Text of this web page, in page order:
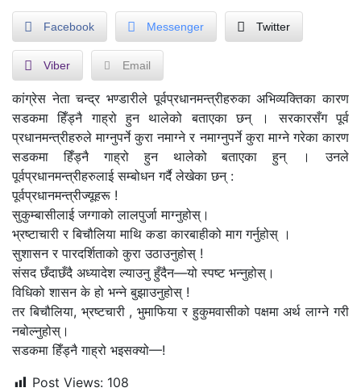
Facebook Messenger Twitter
Viber Email
कांग्रेस नेता चन्द्र भण्डारीले पूर्वप्रधानमन्त्रीहरुका अभिव्यक्तिका कारण
सडकमा हिँड्नै गाह्रो हुन थालेको बताएका छन् । सरकारसँग पूर्व
प्रधानमन्त्रीहरुले माग्नुपर्ने कुरा नमाग्ने र नमाग्नुपर्ने कुरा माग्ने गरेका कारण
सडकमा हिँड्नै गाह्रो हुन थालेको बताएका हुन् । उनले
पूर्वप्रधानमन्त्रीहरुलाई सम्बोधन गर्दै लेखेका छन् :
पूर्वप्रधानमन्त्रीज्यूहरू !
सुकुम्बासीलाई जग्गाको लालपुर्जा माग्नुहोस्।
भ्रष्टाचारी र बिचौलिया माथि कडा कारबाहीको माग गर्नुहोस् ।
सुशासन र पारदर्शिताको कुरा उठाउनुहोस् !
संसद छँदाछँदै अध्यादेश ल्याउनु हुँदैन—यो स्पष्ट भन्नुहोस्।
विधिको शासन के हो भन्ने बुझाउनुहोस् !
तर बिचौलिया, भ्रष्टचारी , भुमाफिया र हुकुमवासीको पक्षमा अर्थ लाग्ने गरी
नबोल्नुहोस्।
सडकमा हिँड्नै गाह्रो भइसक्यो—!
Post Views: 108